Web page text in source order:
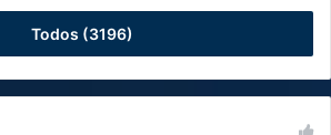
Todos (3196)